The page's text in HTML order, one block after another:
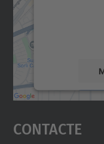
powered
Contacte